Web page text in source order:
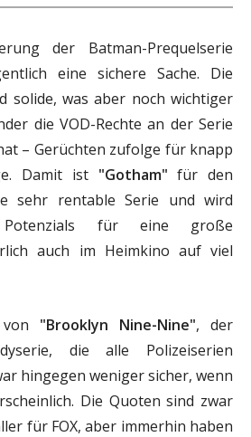
der Batman-Prequelserie
eine sichere Sache. Die
solide, was aber noch wichtiger
die VOD-Rechte an der Serie
– Gerüchten zufolge für knapp
Damit ist "Gotham" für den
sehr rentable Serie und wird
für eine große
auch im Heimkino auf viel
"Brooklyn Nine-Nine", der
die alle Polizeiserien
hingegen weniger sicher, wenn
Die Quoten sind zwar
für FOX, aber immerhin haben